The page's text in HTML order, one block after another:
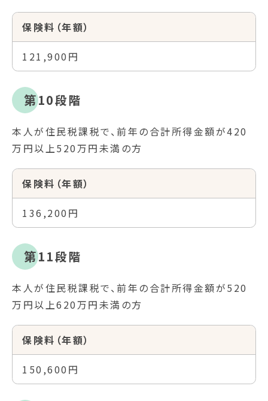
保険料（年額）
121,900円
第10段階
本人が住民税課税で、前年の合計所得金額が420
万円以上520万円未満の方
保険料（年額）
136,200円
第11段階
本人が住民税課税で、前年の合計所得金額が520
万円以上620万円未満の方
保険料（年額）
150,600円